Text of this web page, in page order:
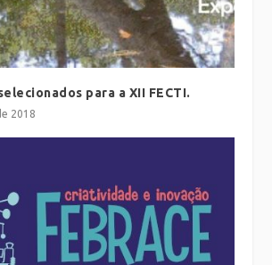
para a XII FECTI.
2018